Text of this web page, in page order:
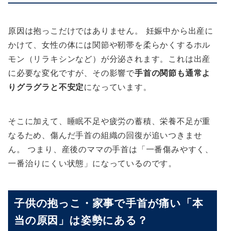
原因は抱っこだけではありません。 妊娠中から出産に
かけて、女性の体には関節や靭帯を柔らかくするホル
モン（リラキシンなど）が分泌されます。これは出産
に必要な変化ですが、その影響で手首の関節も通常よ
りグラグラと不安定になっています。
そこに加えて、睡眠不足や疲労の蓄積、栄養不足が重
なるため、傷んだ手首の組織の回復が追いつきませ
ん。 つまり、産後のママの手首は「一番傷みやすく、
一番治りにくい状態」になっているのです。
子供の抱っこ・家事で手首が痛い「本
当の原因」は姿勢にある？